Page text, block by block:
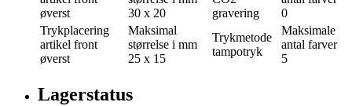
øverst
30 x 20
gravering
0
Trykplacering
artikel front
øverst
Maksimal
størrelse i mm
25 x 15
Trykmetode
tampotryk
Maksimale
antal farver
5
Lagerstatus